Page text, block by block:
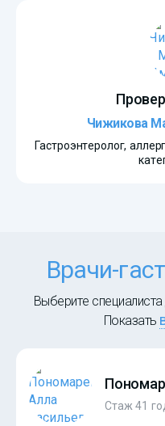
Чижикова
Гастроэнтеролог,
Врачи-
Выберите
Показать
Стаж 41